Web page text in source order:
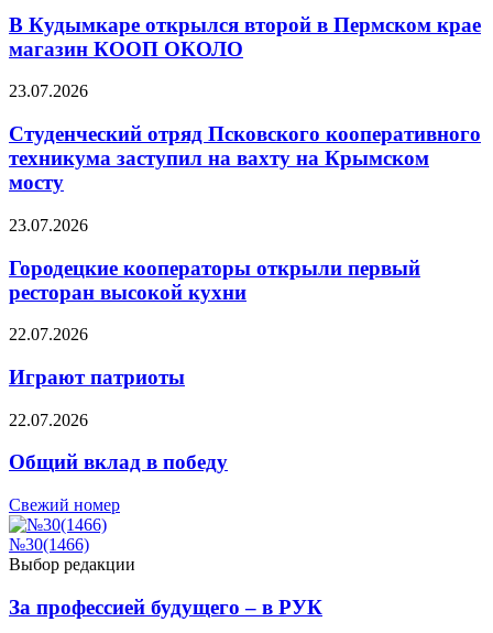
В Кудымкаре открылся второй в Пермском крае
магазин КООП ОКОЛО
23.07.2026
Студенческий отряд Псковского кооперативного
техникума заступил на вахту на Крымском
мосту
23.07.2026
Городецкие кооператоры открыли первый
ресторан высокой кухни
22.07.2026
Играют патриоты
22.07.2026
Общий вклад в победу
Свежий номер
№30(1466)
Выбор редакции
За профессией будущего – в РУК